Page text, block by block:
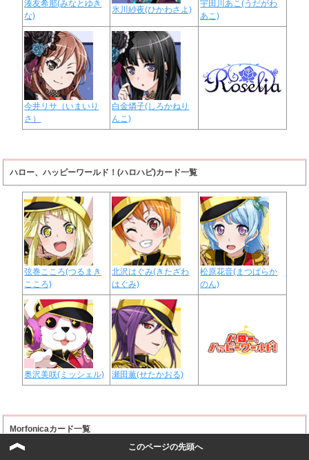
湊友希那(みなとゆき
な)
氷川紗夜(ひかわさよ)
宇田川あこ(うだがわ
あこ)
今井リサ（いまいり
さ）
白金燐子(しろかねり
んこ)
ハロー、ハッピーワールド！(ハロハピ)カード一覧
弦巻こころ(つるまき
こころ)
北沢はぐみ(きたざわ
はぐみ)
松原花音(まつばらか
のん)
奥沢美咲(ミッシェル) 瀬田薫(せたかおる)
Morfonicaカード一覧
このページの先頭へ